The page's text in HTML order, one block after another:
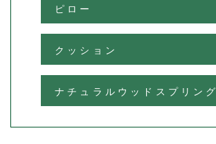
ピロー
クッション
ナチュラルウッドスプリング